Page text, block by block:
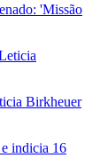
'Missão
Birkheuer